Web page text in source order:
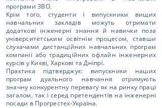
програми ЗВО.
Крім того, студенти і випускники вищих
навчальних закладів можуть отримати
додаткові інженерні знання й навички поза
університетським освітнім процесом, ставши
слухачами дистанційних навчальних програм
компанії або традиційних офлайн інженерних
курсів у Києві, Харкові та Дніпрі.
Практика підтверджує: випускники наших
програм дуального навчання отримують
значну конкурентну перевагу як на ринку праці
загалом, так і серед претендентів на інженерні
посади в Прогрестех-Україна.